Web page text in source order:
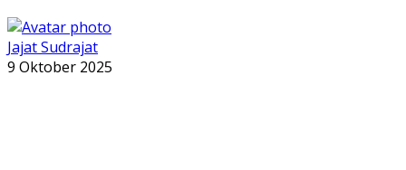
Jajat Sudrajat
9 Oktober 2025